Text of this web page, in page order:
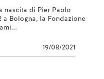
nascita di Pier Paolo
a Bologna, la Fondazione
19/08/2021